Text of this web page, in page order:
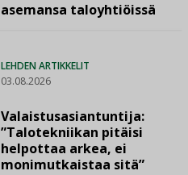
asemansa taloyhtiöissä
LEHDEN ARTIKKELIT
03.08.2026
Valaistusasiantuntija:
”Talotekniikan pitäisi
helpottaa arkea, ei
monimutkaistaa sitä”